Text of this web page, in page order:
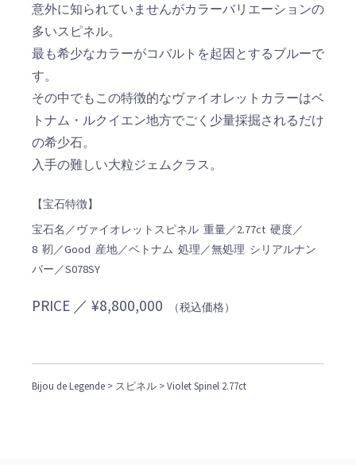
意外に知られていませんがカラーバリエーションの
多いスピネル。
最も希少なカラーがコバルトを起因とするブルーで
す。
その中でもこの特徴的なヴァイオレットカラーはベ
トナム・ルクイエン地方でごく少量採掘されるだけ
の希少石。
入手の難しい大粒ジェムクラス。
【宝石特徴】
宝石名／ヴァイオレットスピネル 重量／2.77ct 硬度／
8 靭／Good 産地／ベトナム 処理／無処理 シリアルナン
バー／S078SY
PRICE ／ ¥8,800,000 （税込価格）
Bijou de Legende > スピネル > Violet Spinel 2.77ct